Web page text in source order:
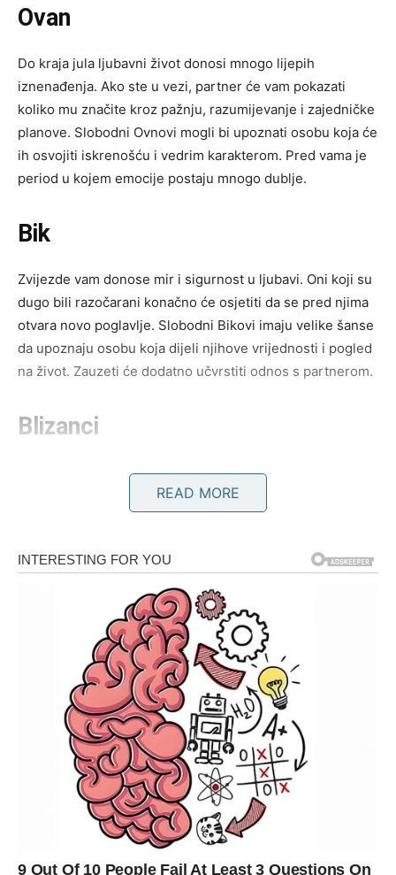
Ovan
Do kraja jula ljubavni život donosi mnogo lijepih
iznenađenja. Ako ste u vezi, partner će vam pokazati
koliko mu značite kroz pažnju, razumijevanje i zajedničke
planove. Slobodni Ovnovi mogli bi upoznati osobu koja će
ih osvojiti iskrenošću i vedrim karakterom. Pred vama je
period u kojem emocije postaju mnogo dublje.
Bik
Zvijezde vam donose mir i sigurnost u ljubavi. Oni koji su
dugo bili razočarani konačno će osjetiti da se pred njima
otvara novo poglavlje. Slobodni Bikovi imaju velike šanse
da upoznaju osobu koja dijeli njihove vrijednosti i pogled
na život. Zauzeti će dodatno učvrstiti odnos s partnerom.
Blizanci
Pred vama su sedmice pune zanimljivih susreta i iskrenih
razgovora. Jedna osoba mogla bi ući u vaš život sasvim
neočekivano i probuditi emocije za koje ste mislili da više
međusobnog razumijevanja.
Vi ste među znakovima kojima zvijezde donose najveću
ljubavnu sreću do kraja jula. Slobodni Rakovi imaju velike
šanse da upoznaju svoju srodnu dušu i započnu vezu
koja će obilježiti njihovu budućnost. Oni koji su već
zauzeti uživat će u periodu ispunjenom nježnošću,
povjerenjem i zajedničkim planovima.
READ MORE